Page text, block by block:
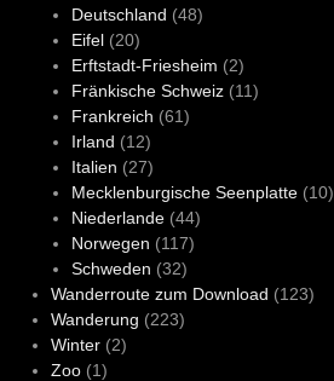
Deutschland (48)
Eifel(20)
Erftstadt-Friesheim (2)
Fränkische Schweiz(11)
Frankreich (61)
Irland (12)
Italien (27)
Mecklenburgische Seenplatte(10)
Niederlande(44)
Norwegen (117)
Schweden (32)
Wanderroute zum Download (123)
Wanderung (223)
Winter(2)
Zoo(1)